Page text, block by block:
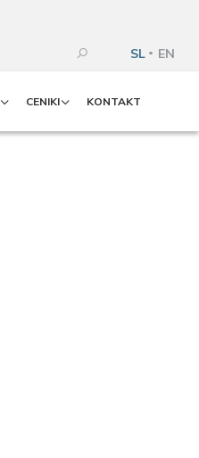
SL EN
CENIKI KONTAKT